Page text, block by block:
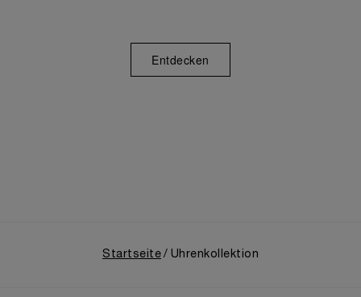
Entdecken
Startseite Uhrenkollektion